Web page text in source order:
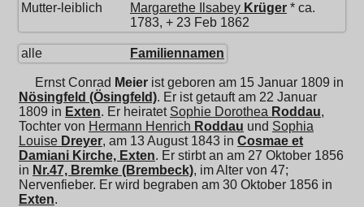
Mutter-leiblich
Margarethe Ilsabey Krüger * ca.
1783, + 23 Feb 1862
alle Familiennamen
Ernst Conrad Meier ist geboren am 15 Januar 1809 in
Nösingfeld (Ösingfeld). Er ist getauft am 22 Januar
1809 in Exten. Er heiratet Sophie Dorothea Roddau,
Tochter von Hermann Henrich Roddau und Sophia
Louise Dreyer, am 13 August 1843 in Cosmae et
Damiani Kirche, Exten. Er stirbt an am 27 Oktober 1856
in Nr.47, Bremke (Brembeck), im Alter von 47;
Nervenfieber. Er wird begraben am 30 Oktober 1856 in
Exten.